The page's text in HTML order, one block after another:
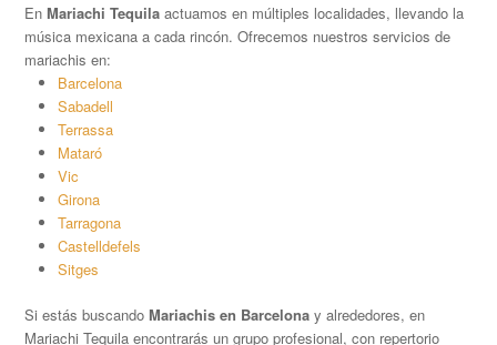
EnMariachi Tequila actuamos en múltiples localidades, llevando la
música mexicana a cada rincón. Ofrecemos nuestros servicios de
mariachis en:
Barcelona
Sabadell
Terrassa
Mataró
Vic
Girona
Tarragona
Castelldefels
Sitges
Si estás buscandoMariachis en Barcelona y alrededores, en
Mariachi Tequila encontrarás un grupo profesional, con repertorio